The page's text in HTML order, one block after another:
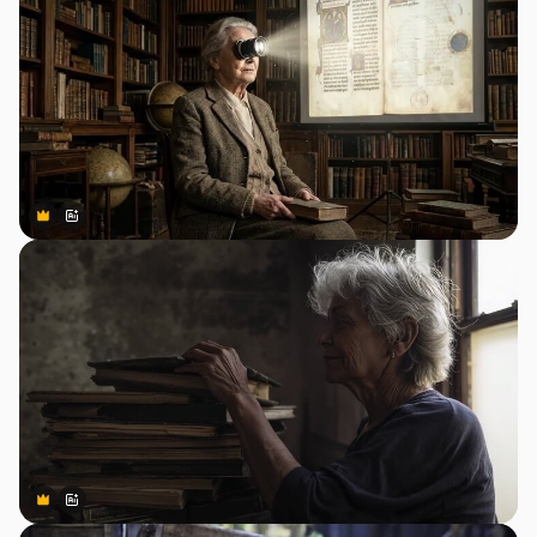
Premium
Premium
สร้างขึ้นโดย AI
Premium
Premium
สร้างขึ้นโดย AI